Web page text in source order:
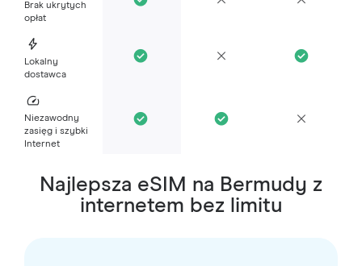
Brak ukrytych
opłat
Lokalny
dostawca
Niezawodny
zasięg i szybki
Internet
Najlepsza eSIM na Bermudy z
internetem bez limitu